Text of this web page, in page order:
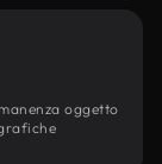
oggetto